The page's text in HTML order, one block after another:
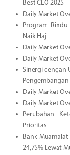
Best CEO 2025
Daily Market
Program
Naik Haji
Daily Market
Daily Market
Sinergi dengan
Pengembangan
Daily Market
Daily Market
Perubahan
Prioritas
Bank
24,75% Lewat